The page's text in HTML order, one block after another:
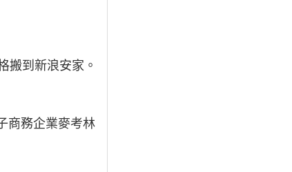
搬到新浪安家。
商務企業麥考林